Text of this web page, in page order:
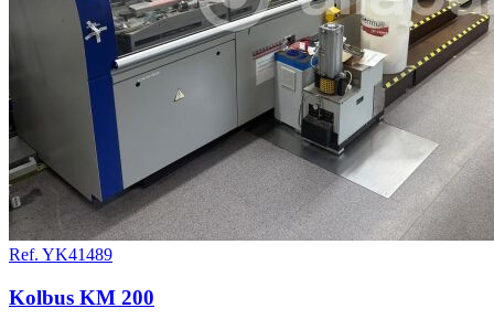
Ref. YK41489
Kolbus KM 200